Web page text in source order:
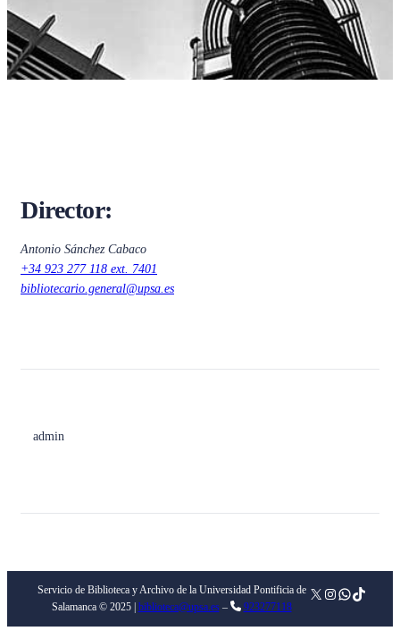
Director:
Antonio Sánchez Cabaco
+34 923 277 118 ext. 7401
bibliotecario.general@upsa.es
admin
Servicio de Biblioteca y Archivo de la Universidad Pontificia de
Salamanca © 2025 | biblioteca@upsa.es– 923277118
X Instagram
WhatsApp
TikTok